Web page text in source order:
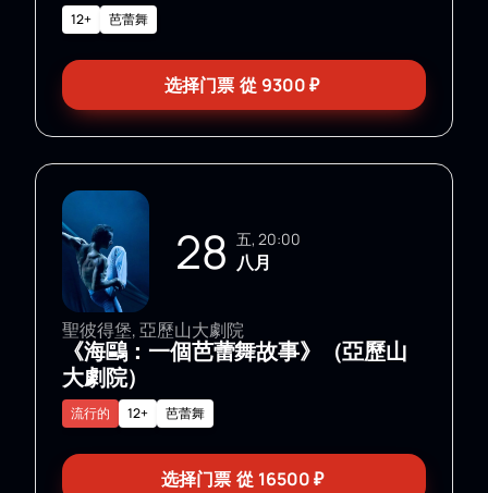
12+ 芭蕾舞
选择门票 從 9300₽
28 五, 20:00
八月
聖彼得堡, 亞歷山大劇院
《海鷗：一個芭蕾舞故事》（亞歷山
大劇院）
12+ 芭蕾舞
流行的
选择门票 從 16500₽